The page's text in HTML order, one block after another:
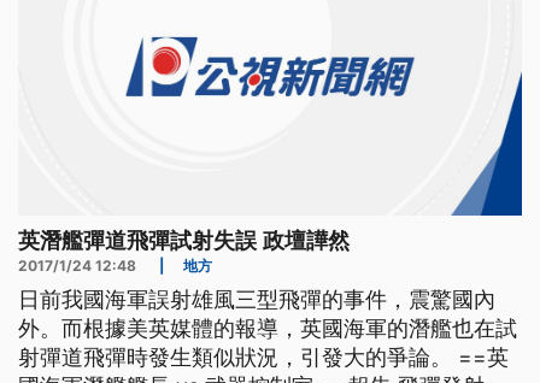
英潛艦彈道飛彈試射失誤 政壇譁然
2017/1/24 12:48 地方
日前我國海軍誤射雄風三型飛彈的事件，震驚國內
外。而根據美英媒體的報導，英國海軍的潛艦也在試
射彈道飛彈時發生類似狀況，引發大的爭論。 ==英